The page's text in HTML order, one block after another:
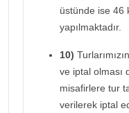
üstünde ise 46
yapılmaktadır.
10)
ve iptal olması
misafirlere tur
verilerek iptal